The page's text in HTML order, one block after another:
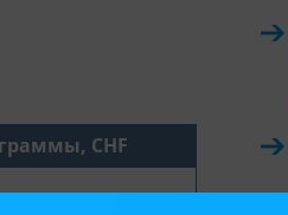
CHF